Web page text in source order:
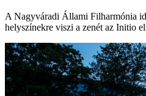
A Nagyváradi Állami Filharmónia
helyszínekre viszi a zenét az Initio